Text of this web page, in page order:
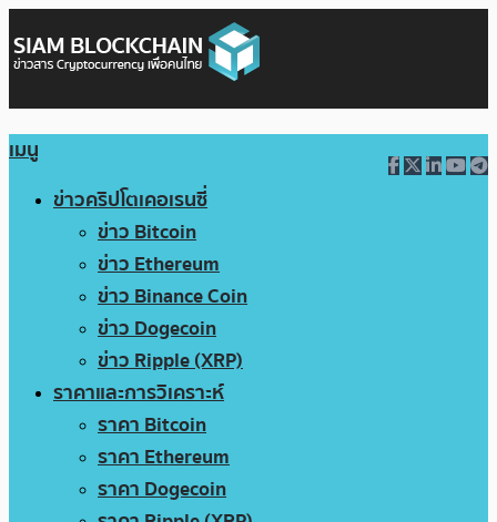
เมนู
ข่าวคริปโตเคอเรนซี่
ข่าว Bitcoin
ข่าว Ethereum
ข่าว Binance Coin
ข่าว Dogecoin
ข่าว Ripple (XRP)
ราคาและการวิเคราะห์
ราคา Bitcoin
ราคา Ethereum
ราคา Dogecoin